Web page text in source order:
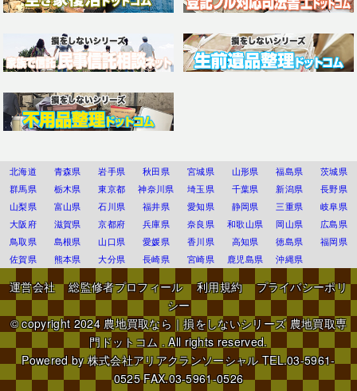
北海道 青森県 岩手県 秋田県 宮城県 山形県 福島県
茨城県
群馬県
栃木県 東京都 神奈川県 埼玉県 千葉県 新潟県
長野県
山梨県
富山県 石川県 福井県 愛知県 静岡県 三重県
岐阜県
大阪府
滋賀県 京都府 兵庫県 奈良県 和歌山県 岡山県
広島県
鳥取県
島根県 山口県 愛媛県 香川県 高知県 徳島県
福岡県
佐賀県
熊本県 大分県 長崎県 宮崎県 鹿児島県 沖縄県
運営会社 総監修者プロフィール 利用規約
プライバシーポリ
シー
© copyright 2024農地買取なら｜損をしないシリーズ 農地買取専
門ドットコム . All rights reserved.
Powered by株式会社アリアクランソーシャルTEL.03-5961-
0525 FAX.03-5961-0526